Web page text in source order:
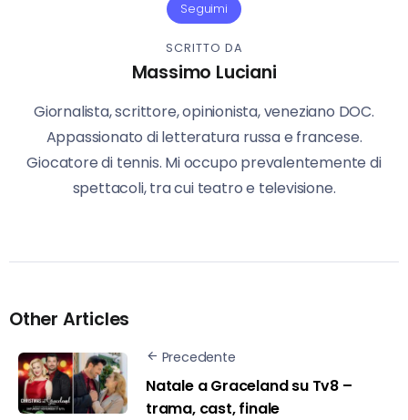
Seguimi
SCRITTO DA
Massimo Luciani
Giornalista, scrittore, opinionista, veneziano DOC.
Appassionato di letteratura russa e francese.
Giocatore di tennis. Mi occupo prevalentemente di
spettacoli, tra cui teatro e televisione.
Other Articles
Precedente
Natale a Graceland su Tv8 –
trama, cast, finale